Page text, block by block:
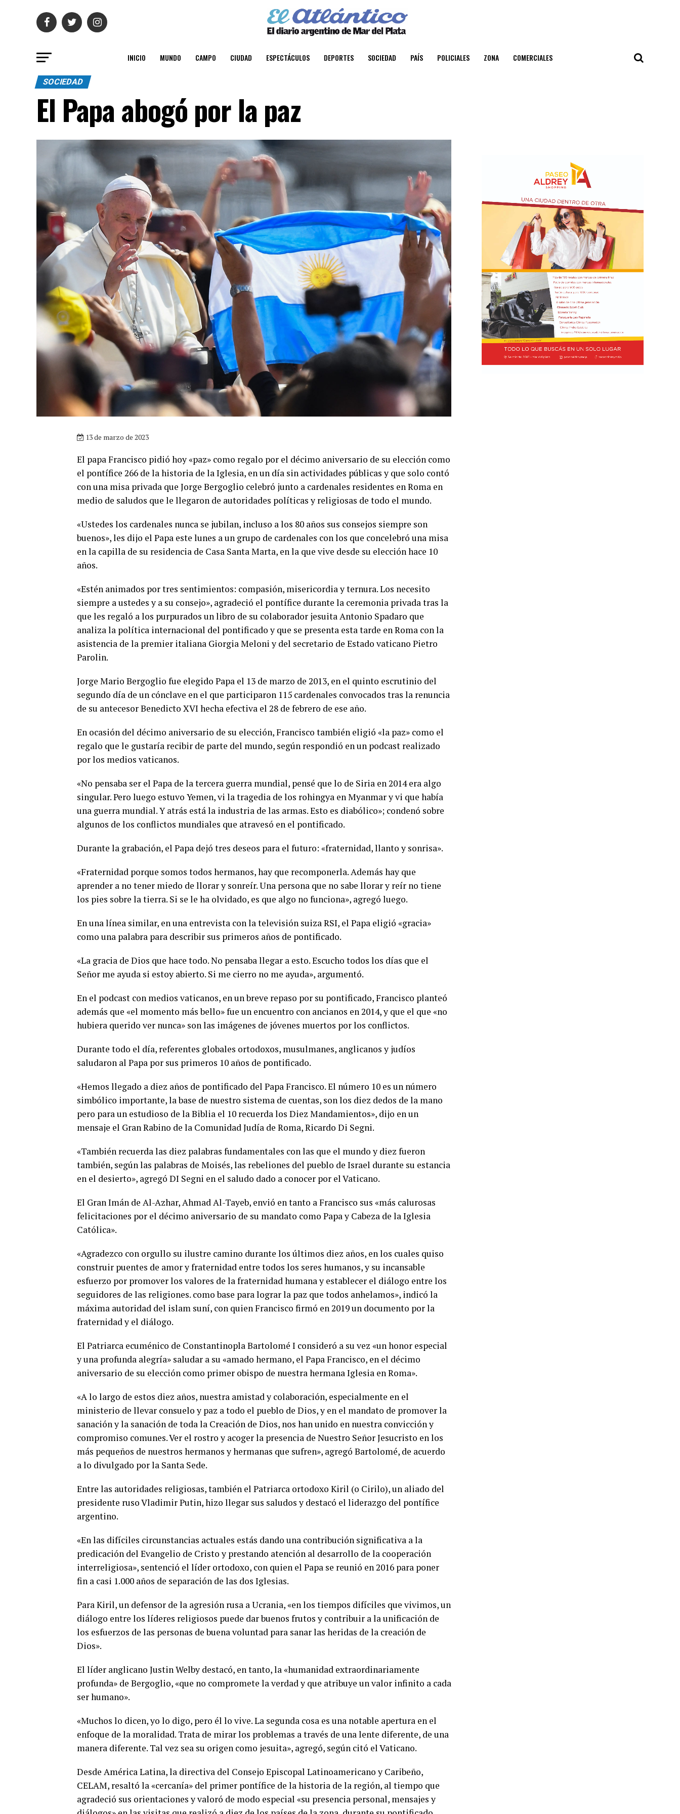
INICIO MUNDO CAMPO CIUDAD ESPECTÁCULOS DEPORTES SOCIEDAD PAÍS POLICIALES ZONA COMERCIALES
SOCIEDAD
El Papa abogó por la paz
13 de marzo de 2023
El papa Francisco pidió hoy «paz» como regalo por el décimo aniversario de su elección como
el pontífice 266 de la historia de la Iglesia, en un día sin actividades públicas y que solo contó
con una misa privada que Jorge Bergoglio celebró junto a cardenales residentes en Roma en
medio de saludos que le llegaron de autoridades políticas y religiosas de todo el mundo.
«Ustedes los cardenales nunca se jubilan, incluso a los 80 años sus consejos siempre son
buenos», les dijo el Papa este lunes a un grupo de cardenales con los que concelebró una misa
en la capilla de su residencia de Casa Santa Marta, en la que vive desde su elección hace 10
años.
«Estén animados por tres sentimientos: compasión, misericordia y ternura. Los necesito
siempre a ustedes y a su consejo», agradeció el pontífice durante la ceremonia privada tras la
que les regaló a los purpurados un libro de su colaborador jesuita Antonio Spadaro que
analiza la política internacional del pontificado y que se presenta esta tarde en Roma con la
asistencia de la premier italiana Giorgia Meloni y del secretario de Estado vaticano Pietro
Parolin.
Jorge Mario Bergoglio fue elegido Papa el 13 de marzo de 2013, en el quinto escrutinio del
segundo día de un cónclave en el que participaron 115 cardenales convocados tras la renuncia
de su antecesor Benedicto XVI hecha efectiva el 28 de febrero de ese año.
En ocasión del décimo aniversario de su elección, Francisco también eligió «la paz» como el
regalo que le gustaría recibir de parte del mundo, según respondió en un podcast realizado
por los medios vaticanos.
«No pensaba ser el Papa de la tercera guerra mundial, pensé que lo de Siria en 2014 era algo
singular. Pero luego estuvo Yemen, vi la tragedia de los rohingya en Myanmar y vi que había
una guerra mundial. Y atrás está la industria de las armas. Esto es diabólico»; condenó sobre
algunos de los conflictos mundiales que atravesó en el pontificado.
Durante la grabación, el Papa dejó tres deseos para el futuro: «fraternidad, llanto y sonrisa».
«Fraternidad porque somos todos hermanos, hay que recomponerla. Además hay que
aprender a no tener miedo de llorar y sonreír. Una persona que no sabe llorar y reír no tiene
los pies sobre la tierra. Si se le ha olvidado, es que algo no funciona», agregó luego.
En una línea similar, en una entrevista con la televisión suiza RSI, el Papa eligió «gracia»
como una palabra para describir sus primeros años de pontificado.
«La gracia de Dios que hace todo. No pensaba llegar a esto. Escucho todos los días que el
Señor me ayuda si estoy abierto. Si me cierro no me ayuda», argumentó.
En el podcast con medios vaticanos, en un breve repaso por su pontificado, Francisco planteó
además que «el momento más bello» fue un encuentro con ancianos en 2014, y que el que «no
hubiera querido ver nunca» son las imágenes de jóvenes muertos por los conflictos.
Durante todo el día, referentes globales ortodoxos, musulmanes, anglicanos y judíos
saludaron al Papa por sus primeros 10 años de pontificado.
«Hemos llegado a diez años de pontificado del Papa Francisco. El número 10 es un número
simbólico importante, la base de nuestro sistema de cuentas, son los diez dedos de la mano
pero para un estudioso de la Biblia el 10 recuerda los Diez Mandamientos», dijo en un
mensaje el Gran Rabino de la Comunidad Judía de Roma, Ricardo Di Segni.
«También recuerda las diez palabras fundamentales con las que el mundo y diez fueron
también, según las palabras de Moisés, las rebeliones del pueblo de Israel durante su estancia
en el desierto», agregó DI Segni en el saludo dado a conocer por el Vaticano.
El Gran Imán de Al-Azhar, Ahmad Al-Tayeb, envió en tanto a Francisco sus «más calurosas
felicitaciones por el décimo aniversario de su mandato como Papa y Cabeza de la Iglesia
Católica».
«Agradezco con orgullo su ilustre camino durante los últimos diez años, en los cuales quiso
construir puentes de amor y fraternidad entre todos los seres humanos, y su incansable
esfuerzo por promover los valores de la fraternidad humana y establecer el diálogo entre los
seguidores de las religiones. como base para lograr la paz que todos anhelamos», indicó la
máxima autoridad del islam suní, con quien Francisco firmó en 2019 un documento por la
fraternidad y el diálogo.
El Patriarca ecuménico de Constantinopla Bartolomé I consideró a su vez «un honor especial
y una profunda alegría» saludar a su «amado hermano, el Papa Francisco, en el décimo
aniversario de su elección como primer obispo de nuestra hermana Iglesia en Roma».
«A lo largo de estos diez años, nuestra amistad y colaboración, especialmente en el
ministerio de llevar consuelo y paz a todo el pueblo de Dios, y en el mandato de promover la
sanación y la sanación de toda la Creación de Dios, nos han unido en nuestra convicción y
compromiso comunes. Ver el rostro y acoger la presencia de Nuestro Señor Jesucristo en los
más pequeños de nuestros hermanos y hermanas que sufren», agregó Bartolomé, de acuerdo
a lo divulgado por la Santa Sede.
Entre las autoridades religiosas, también el Patriarca ortodoxo Kiril (o Cirilo), un aliado del
presidente ruso Vladimir Putin, hizo llegar sus saludos y destacó el liderazgo del pontífice
argentino.
«En las difíciles circunstancias actuales estás dando una contribución significativa a la
predicación del Evangelio de Cristo y prestando atención al desarrollo de la cooperación
interreligiosa», sentenció el líder ortodoxo, con quien el Papa se reunió en 2016 para poner
fin a casi 1.000 años de separación de las dos Iglesias.
Para Kiril, un defensor de la agresión rusa a Ucrania, «en los tiempos difíciles que vivimos, un
diálogo entre los líderes religiosos puede dar buenos frutos y contribuir a la unificación de
los esfuerzos de las personas de buena voluntad para sanar las heridas de la creación de
Dios».
El líder anglicano Justin Welby destacó, en tanto, la «humanidad extraordinariamente
profunda» de Bergoglio, «que no compromete la verdad y que atribuye un valor infinito a cada
ser humano».
«Muchos lo dicen, yo lo digo, pero él lo vive. La segunda cosa es una notable apertura en el
enfoque de la moralidad. Trata de mirar los problemas a través de una lente diferente, de una
manera diferente. Tal vez sea su origen como jesuita», agregó, según citó el Vaticano.
Desde América Latina, la directiva del Consejo Episcopal Latinoamericano y Caribeño,
CELAM, resaltó la «cercanía» del primer pontífice de la historia de la región, al tiempo que
agradeció sus orientaciones y valoró de modo especial «su presencia personal, mensajes y